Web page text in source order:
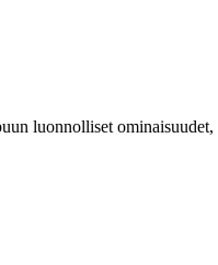
luonnolliset